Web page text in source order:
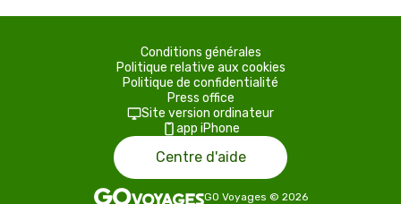
Conditions générales
Politique relative aux cookies
Politique de confidentialité
Press office
Site version ordinateur
app iPhone
Centre d'aide
GO Voyages © 2026